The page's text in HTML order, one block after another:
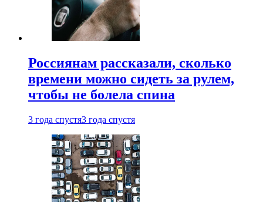
Россиянам рассказали, сколько
времени можно сидеть за рулем,
чтобы не болела спина
3 года спустя3 года спустя